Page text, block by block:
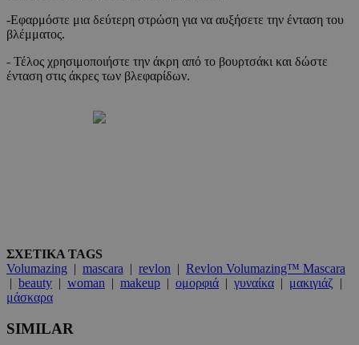
-Εφαρμόστε μια δεύτερη στρώση για να αυξήσετε την ένταση του
βλέμματος.
- Τέλος χρησιμοποιήστε την άκρη από το βουρτσάκι και δώστε
ένταση στις άκρες των βλεφαρίδων.
ΣΧΕΤΙΚΑ TAGS
Volumazing | mascara | revlon | Revlon Volumazing™ Mascara
| beauty | woman | makeup | ομορφιά | γυναίκα | μακιγιάζ |
μάσκαρα
SIMILAR